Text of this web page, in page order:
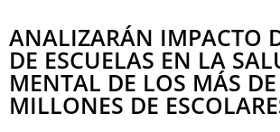
ANALIZARÁN IMPACTO
DE ESCUELAS EN LA
MENTAL DE LOS MÁS
MILLONES DE